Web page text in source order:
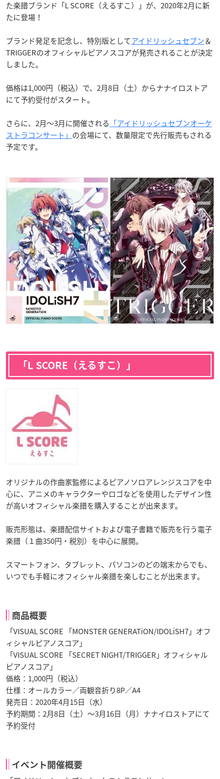
た楽譜ブランド「L SCORE（えるすこ）」が、2020年2月に新
たに登場！
ブランド発足を記念し、特別版としてアイドリッシュセブン＆
TRIGGERのオフィシャルピアノスコアが発売されることが決定
しました。
価格は1,000円（税込）で、2月8日（土）からナナイロストア
にて予約受付がスタート。
さらに、2月〜3月に開催される 「アイドリッシュセブンオーケ
ストラコンサート」 の会場にて、数量限定で先行販売もされる
予定です。
「L SCORE（えるすこ）」
オリジナルの作曲家監修によるピアノソロアレンジスコアを中
心に、アニメのキャラクターやロゴなどを使用したデザイン性
が高いオフィシャル楽譜を購入することが出来ます。
販売形態は、楽譜配信サイトおよび電子書籍で販売を行う電子
楽譜（１曲350円・税別）を中心に展開。
スマートフォン、タブレット、パソコンのどの端末からでも、
いつでも手軽にオフィシャル楽譜を楽しむことが出来ます。
商品概要
「VISUAL SCORE 「MONSTER GENERATiON/IDOLiSH7」オフ
ィシャルピアノスコア」
「VISUAL SCORE 「SECRET NIGHT/TRIGGER」オフィシャル
ピアノスコア」
価格：1,000円（税込）
仕様：オールカラー／両観音折り8P／A4
発売日：2020年4月15日（水）
予約期間：2月8日（土）〜3月16日（月）ナナイロストアにて
予約受付
イベント開催概要